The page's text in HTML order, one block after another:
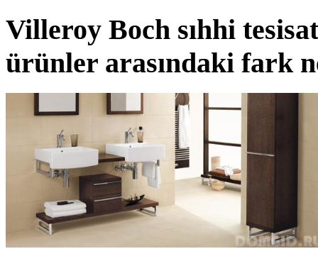
Villeroy Boch sıhhi
ürünler arasındaki fark